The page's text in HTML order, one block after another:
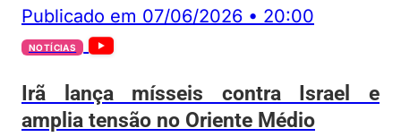
Publicado em 07/06/2026 • 20:00
NOTÍCIAS
Irã lança mísseis contra Israel e
amplia tensão no Oriente Médio